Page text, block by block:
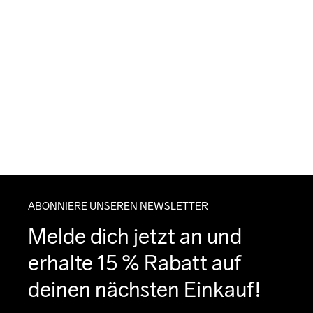
ABONNIERE UNSEREN NEWSLETTER
Melde dich jetzt an und
erhalte 15 % Rabatt auf
deinen nächsten Einkauf!